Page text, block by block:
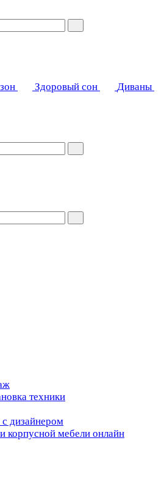
Здоровый сон Диваны
техники
с дизайнером
корпусной мебели онлайн